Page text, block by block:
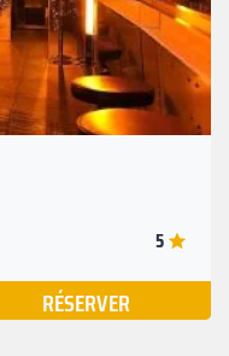
5
RÉSERVER